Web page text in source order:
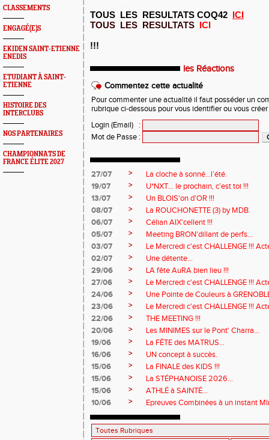
CLASSEMENTS
ENGAGÉ(E)S
EKIDEN SAINT-ETIENNE
ENEDIS
ETUDIANT À SAINT-
ETIENNE
HISTOIRE DES
INTERCLUBS
NOS PARTENAIRES
CHAMPIONNATS DE
FRANCE ÉLITE 2027
TOUS LES RESULTATS COQ42 ICI
TOUS LES RESULTATS ICI
!!!
les Réactions
Commentez cette actualité
Pour commenter une actualité il faut posséder un
rubrique ci-dessous pour vous identifier ou vous
Login (Email)
:
Mot de Passe :
27/07 >
La cloche à sonné…l’été.
19/07
>
U*NXT... le prochain, c’est toi !!!
13/07
>
Un BLOIS'on d'OR !!!
08/07
>
La ROUCHONETTE (3) by MDB.
06/07
>
Célian AIX'cellent !!!
05/07
>
Meeting BRON'dillant de perfs...
03/07
>
Le Mercredi c'est CHALLENGE !!!
02/07
>
Une détente...
29/06
>
LA fête AuRA bien lieu !!!
27/06
>
Le Mercredi c'est CHALLENGE !!!
24/06
>
Une Pointe de Couleurs à
23/06
>
Le Mercredi c'est CHALLENGE !!!
22/06
>
THE MEETING !!!
20/06
>
Les MINIMES sur le Pont' Charra...
19/06
>
La FÊTE des MATRUS...
16/06
>
UN concept à succès.
15/06
>
La FINALE des KIDS !!!
15/06
>
La STÉPHANOISE 2026...
15/06
>
ATHLÉ à SAINTÉ...
10/06
> Epreuves Combinées à un instant